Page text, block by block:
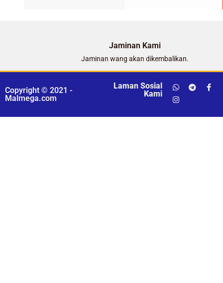
Jaminan Kami
Jaminan wang akan dikembalikan.
Copyright © 2021 -
Malmega.com
Laman Sosial
Kami